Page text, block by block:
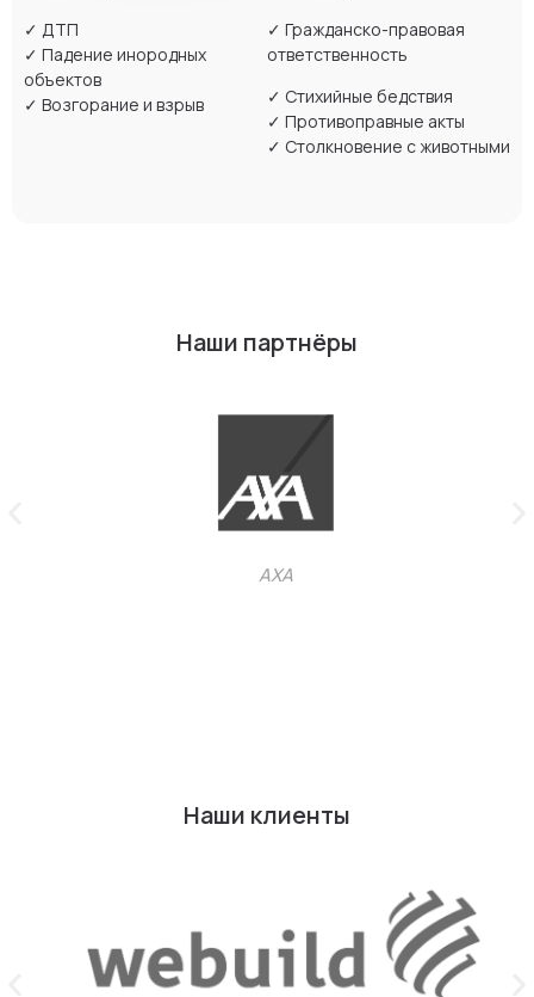
✓ ДТП
✓ Падение инородных
объектов
✓ Возгорание и взрыв
✓ Гражданско-правовая
ответственность
✓ Стихийные бедствия
✓ Противоправные акты
✓ Столкновение с животными
Наши партнёры
AXA
Наши клиенты